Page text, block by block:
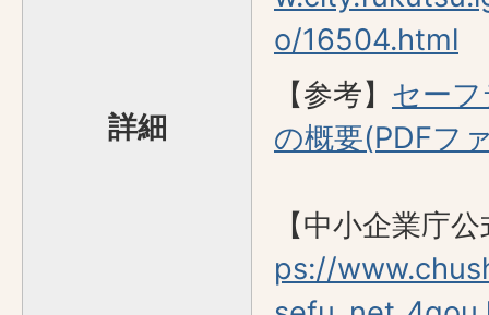
詳細
o/16504.html
【参考】 セー
の概要(PDFフ
【中小企業庁
ps://